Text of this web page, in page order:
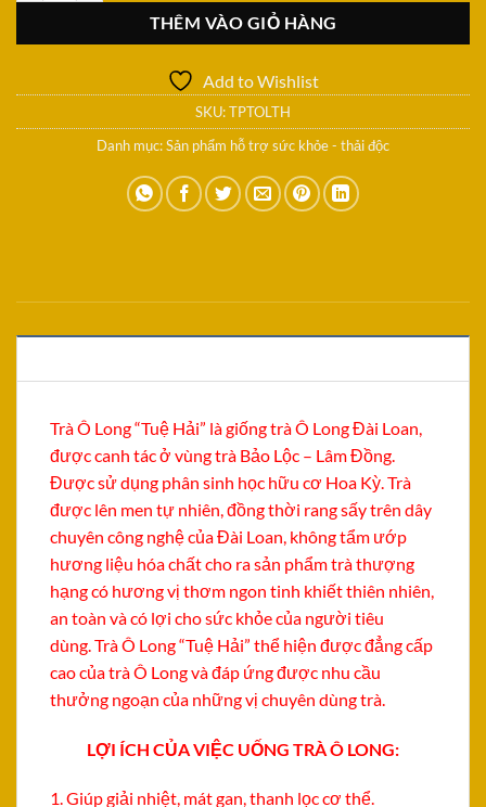
THÊM VÀO GIỎ HÀNG
Add to Wishlist
SKU:TPTOLTH
Danh mục:Sản phẩm hỗ trợ sức khỏe - thải độc
Trà Ô Long “Tuệ Hải” là giống trà Ô Long Đài Loan,
được canh tác ở vùng trà Bảo Lộc – Lâm Đồng.
Được sử dụng phân sinh học hữu cơ Hoa Kỳ. Trà
được lên men tự nhiên, đồng thời rang sấy trên dây
chuyên công nghệ của Đài Loan, không tẩm ướp
hương liệu hóa chất cho ra sản phẩm trà thượng
hạng có hương vị thơm ngon tinh khiết thiên nhiên,
an toàn và có lợi cho sức khỏe của người tiêu
dùng. Trà Ô Long “Tuệ Hải” thể hiện được đẳng cấp
cao của trà Ô Long và đáp ứng được nhu cầu
thưởng ngoạn của những vị chuyên dùng trà.
LỢI ÍCH CỦA VIỆC UỐNG TRÀ Ô LONG:
1. Giúp giải nhiệt, mát gan, thanh lọc cơ thể.